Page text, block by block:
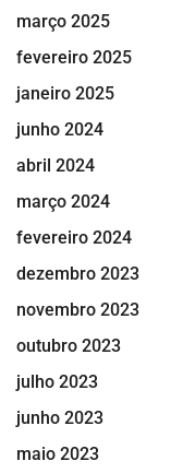
março 2025
fevereiro 2025
janeiro 2025
junho 2024
abril 2024
março 2024
fevereiro 2024
dezembro 2023
novembro 2023
outubro 2023
julho 2023
junho 2023
maio 2023